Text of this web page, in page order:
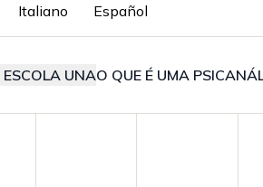
Italiano Español
UNAO QUE É UMA